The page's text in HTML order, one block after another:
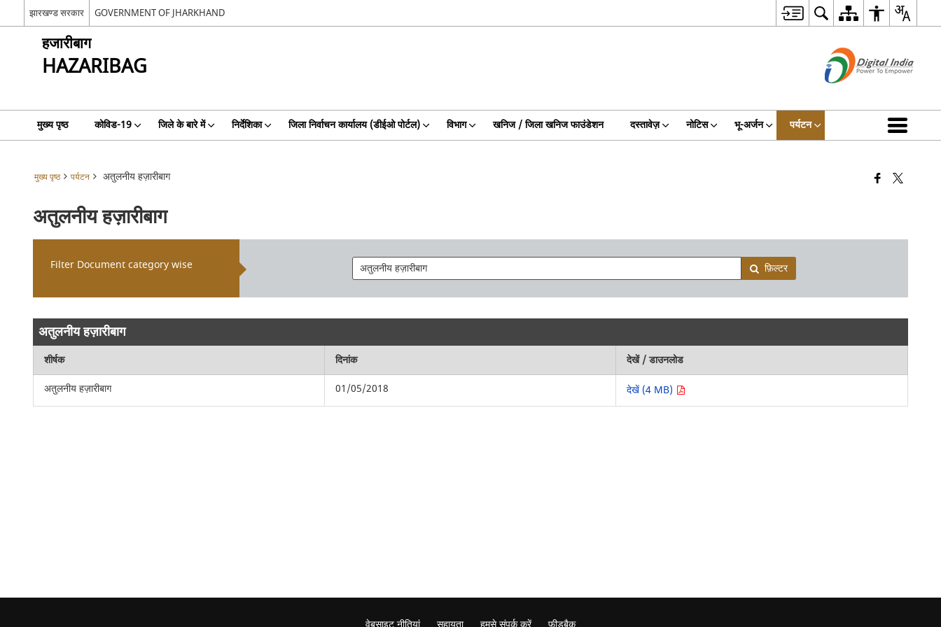
झारखण्ड सरकार GOVERNMENT OF JHARKHAND
हजारीबाग
HAZARIBAG
मुख्य पृष्ठ कोविड-19 जिले के बारे में निर्देशिका जिला निर्वाचन कार्यालय (डीईओ पोर्टल) विभाग खनिज / जिला खनिज फाउंडेशन दस्तावेज़ नोटिस भू-अर्जन पर्यटन
मुख्य पृष्ठ पर्यटन अतुलनीय हज़ारीबाग
अतुलनीय हज़ारीबाग
Filter Document category wise फ़िल्टर
अतुलनीय हज़ारीबाग
शीर्षक दिनांक
देखें / डाउनलोड
अतुलनीय हज़ारीबाग
01/05/2018 देखें (4 MB)